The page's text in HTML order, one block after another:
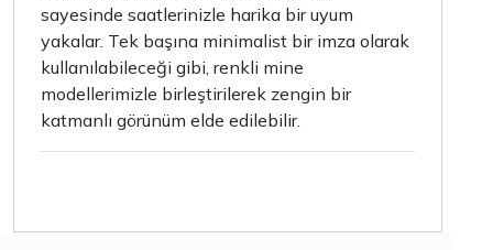
sayesinde saatlerinizle harika bir uyum
yakalar. Tek başına minimalist bir imza olarak
kullanılabileceği gibi, renkli mine
modellerimizle birleştirilerek zengin bir
katmanlı görünüm elde edilebilir.